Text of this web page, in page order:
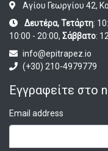
Αγίου Γεωργίου 42,
Δευτέρα, Τετάρτη:
10:00 - 20:00, Σάββατο:
info@epitrapez.io
(+30) 210-4979779
Εγγραφείτε στο
Email address